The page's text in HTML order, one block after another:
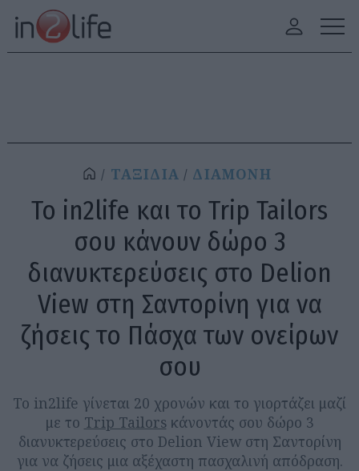
ΤΑΞΙΔΙΑ ΔΙΑΜΟΝΗ
Το in2life και το Trip Tailors
σου κάνουν δώρο 3
διανυκτερεύσεις στο Delion
View στη Σαντορίνη για να
ζήσεις το Πάσχα των ονείρων
σου
Το in2life γίνεται 20 χρονών και το γιορτάζει μαζί
με το Trip Tailorsκάνοντάς σου δώρο 3
διανυκτερεύσεις στο Delion View στη Σαντορίνη
για να ζήσεις μια αξέχαστη πασχαλινή απόδραση.